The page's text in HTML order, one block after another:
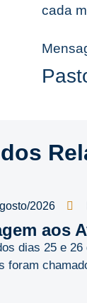
cada
2026
aos
dias 25 e
foram